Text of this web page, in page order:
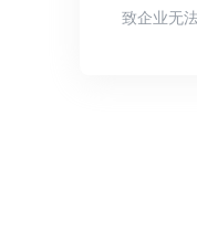
致企业无